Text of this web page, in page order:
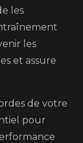
les
les
et assure
de votre
pour